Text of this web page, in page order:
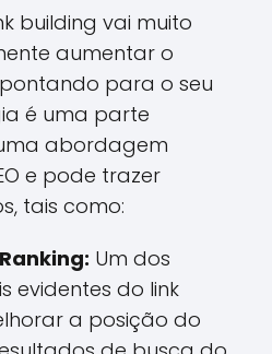
building vai muito
aumentar o
para o seu
é uma parte
abordagem
e pode trazer
tais como:
Um dos
evidentes do link
a posição do